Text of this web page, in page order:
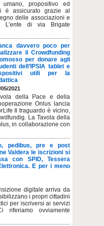
propositivo ed
è assicurato grazie al
delle associazioni e
L’ente di via Brigate
davvero poco per
il Crowdfunding
per donare agli
dell’IPSIA tablet e
utili per la
2021
della Pace e della
Onlus lancia
Il traguardo è vicino,
La Tavola della
in collaborazione con
pedibus, pre e post
Valdera le iscrizioni si
con SPID, Tessera
E per i meno
digitale arriva da
i propri cittadini
per iscriversi ai servizi
ovviamente